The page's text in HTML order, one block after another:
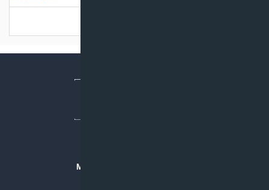
MB “KLIMATO SPRENDIMAI”